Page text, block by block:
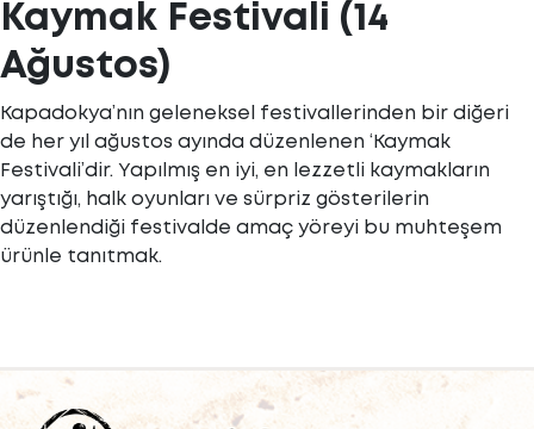
Kaymak Festivali (14
Ağustos)
Kapadokya’nın geleneksel festivallerinden bir diğeri
de her yıl ağustos ayında düzenlenen ‘Kaymak
Festivali’dir. Yapılmış en iyi, en lezzetli kaymakların
yarıştığı, halk oyunları ve sürpriz gösterilerin
düzenlendiği festivalde amaç yöreyi bu muhteşem
ürünle tanıtmak.